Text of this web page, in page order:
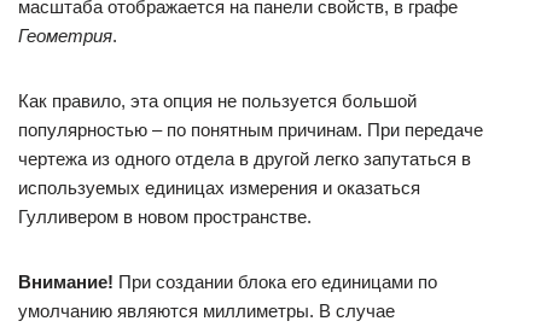
масштаба отображается на панели свойств, в графе
Геометрия.
Как правило, эта опция не пользуется большой
популярностью – по понятным причинам. При передаче
чертежа из одного отдела в другой легко запутаться в
используемых единицах измерения и оказаться
Гулливером в новом пространстве.
Внимание! При создании блока его единицами по
умолчанию являются миллиметры. В случае